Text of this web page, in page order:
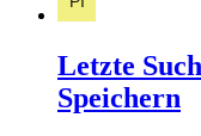
Letzte
Speichern